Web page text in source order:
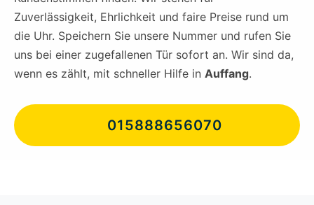
Zuverlässigkeit, Ehrlichkeit und faire Preise rund um
die Uhr. Speichern Sie unsere Nummer und rufen Sie
uns bei einer zugefallenen Tür sofort an. Wir sind da,
wenn es zählt, mit schneller Hilfe in Auffang.
015888656070